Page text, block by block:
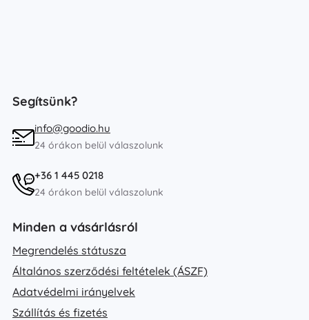
Segítsünk?
info@goodio.hu
24 órákon belül válaszolunk
+36 1 445 0218
24 órákon belül válaszolunk
Minden a vásárlásról
Megrendelés státusza
Általános szerződési feltételek (ÁSZF)
Adatvédelmi irányelvek
Szállítás és fizetés